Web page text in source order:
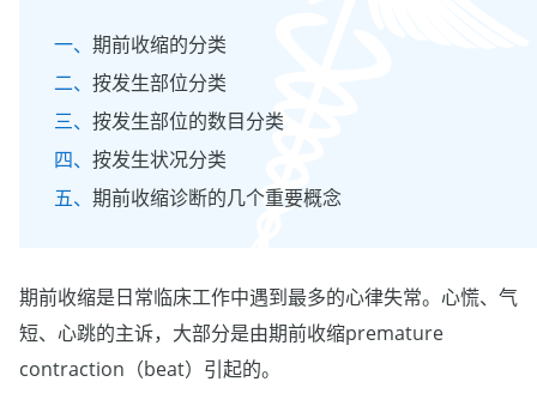
期前收缩的分类
按发生部位分类
按发生部位的数目分类
按发生状况分类
期前收缩诊断的几个重要概念
期前收缩是日常临床工作中遇到最多的心律失常。心慌、气
短、心跳的主诉，大部分是由期前收缩premature
contraction（beat）引起的。